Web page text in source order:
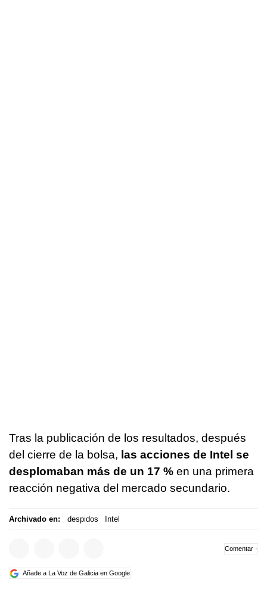
Tras la publicación de los resultados, después
del cierre de la bolsa, las acciones de Intel se
desplomaban más de un 17 % en una primera
reacción negativa del mercado secundario.
Archivado en: despidos Intel
Añade a La Voz de Galicia en Google
Comentar ·